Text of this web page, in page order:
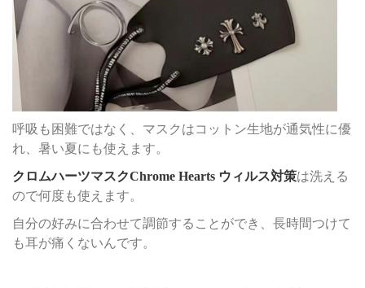
呼吸も困難ではなく、マスクはコットン生地が通気性に優
れ、暑い夏にも使えます。
クロムハーツマスクChrome Hearts ウィルス対策は洗える
ので何度も使えます。
自分の好みに合わせて調節することができ、長時間つけて
も耳が痛くないんです。